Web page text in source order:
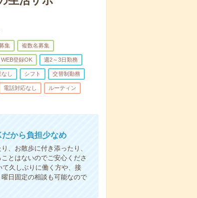
集 複数名募集
WEB登録OK 週2～3日勤務
なし シフト 交替制勤務
電話対応なし ルーティン
から負担少なめ
、お散歩に付き添ったり、
とはないのでご安心くださ
久しぶりに働く方や、接
日固定の相談も可能なので